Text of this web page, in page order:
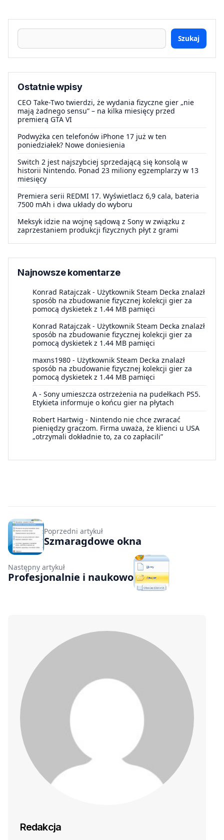
Szukaj
Ostatnie wpisy
CEO Take-Two twierdzi, że wydania fizyczne gier „nie
mają żadnego sensu” – na kilka miesięcy przed
premierą GTA VI
Podwyżka cen telefonów iPhone 17 już w ten
poniedziałek? Nowe doniesienia
Switch 2 jest najszybciej sprzedającą się konsolą w
historii Nintendo. Ponad 23 miliony egzemplarzy w 13
miesięcy
Premiera serii REDMI 17. Wyświetlacz 6,9 cala, bateria
7500 mAh i dwa układy do wyboru
Meksyk idzie na wojnę sądową z Sony w związku z
zaprzestaniem produkcji fizycznych płyt z grami
Najnowsze komentarze
Konrad Ratajczak - Użytkownik Steam Decka znalazł
sposób na zbudowanie fizycznej kolekcji gier za
pomocą dyskietek z 1.44 MB pamięci
Konrad Ratajczak - Użytkownik Steam Decka znalazł
sposób na zbudowanie fizycznej kolekcji gier za
pomocą dyskietek z 1.44 MB pamięci
maxns1980 - Użytkownik Steam Decka znalazł
sposób na zbudowanie fizycznej kolekcji gier za
pomocą dyskietek z 1.44 MB pamięci
A - Sony umieszcza ostrzeżenia na pudełkach PS5.
Etykieta informuje o końcu gier na płytach
Robert Hartwig - Nintendo nie chce zwracać
pieniędzy graczom. Firma uważa, że klienci u USA
„otrzymali dokładnie to, za co zapłacili”
Poprzedni artykuł
Szmaragdowe okna
Następny artykuł
Profesjonalnie i naukowo
Redakcja